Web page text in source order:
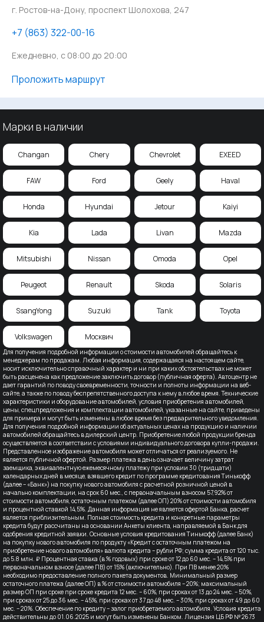
г. Ростов-на-Дону, проспект Шолохова, 247
‪+7 (863) 322-00-16
Ежедневно, с 08:00 до 20:00
Проложить маршрут
Для получения подробной информации о стоимости автомобилей обращайтесь к
менеджерам по продажам. Любая информация, содержащаяся на настоящем сайте,
носит исключительно справочный характер и ни при каких обстоятельствах не может
быть расценена как предложение заключить договор (публичная оферта). Автоцентр не
дает гарантий по поводу своевременности, точности и полноты информации на веб-
сайте, а также по поводу беспрепятственного доступа к нему в любое время. Технические
характеристики и оборудование автомобилей, условия приобретения автомобилей,
цены, спецпредложения и комплектации автомобилей, указанные на сайте, приведены
для примера и могут быть изменены в любое время без предварительного уведомления.
Для получения подробной информации об актуальных ценах на продукцию и наличии
автомобилей обращайтесь в дилерский центр. Приобретение любой продукции бренда
осуществляется в соответствии с условиями индивидуального договора купли-продажи.
Представленное изображение автомобиля может отличаться от реализуемого. Не
является публичной офертой. Размер платежа в день означает величину затрат
заемщика, эквивалентную ежемесячному платежу при условии 30 (тридцати)
календарных дней в месяце, взявшего кредит по программе кредитования Тинькофф
(далее – «Банк») на покупку нового автомобиля с расчетной розничной ценой в
начально комплектации, на срок 60 мес., с первоначальным взносом 57,92% от
стоимости автомобиля, остаточным платежом (далее ОП) 20% от стоимости автомобиля
и процентной ставкой 14,5%. Данная информация не является офертой Банка, расчет
является приблизительным. Полная стоимость кредита и конкретные параметры
кредита будут рассчитаны на основании Анкеты клиента, направляемой в Банк для
одобрения кредитной заявки. Основные условия кредитования Тинькофф (далее Банк)
на покупку нового автомобиля по продукту «Кредит с остаточным платежом на
приобретение нового автомобиля» валюта кредита – рубли РФ; сумма кредита от 120 тыс.
до 5.8 млн. ₽ Процентная ставка (в % годовых) при сроке от 12 до 60 мес. – 14,5% при
первоначальном взносе (далее ПВ) от 15% (включительно). При ПВ менее 20%
необходимо предоставление полного пакета документов. Минимальный размер
остаточного платежа (далее ОП) в % от стоимости автомобиля – 20%; максимальный
размер ОП при сроке при сроке кредита 12 мес. – 60%, при сроках от 13 до 24 мес. – 50%,
при сроках от 25 до 36 мес. – 45%, при сроках от 37 до 48 мес. – 30%, при сроках от 49 до 60
мес. – 20%. Обеспечение по кредиту – залог приобретаемого автомобиля. Условия кредита
действительны до 01.06.2025 и могут быть изменены Банком. Лицензия ЦБ РФ № 2673
Марки в наличии
Changan Chery Chevrolet EXEED
FAW Ford Geely Haval
Honda Hyundai Jetour Kaiyi
Kia Lada Livan Mazda
Mitsubishi Nissan Omoda Opel
Peugeot Renault Skoda Solaris
SsangYong Suzuki Tank Toyota
Volkswagen Москвич